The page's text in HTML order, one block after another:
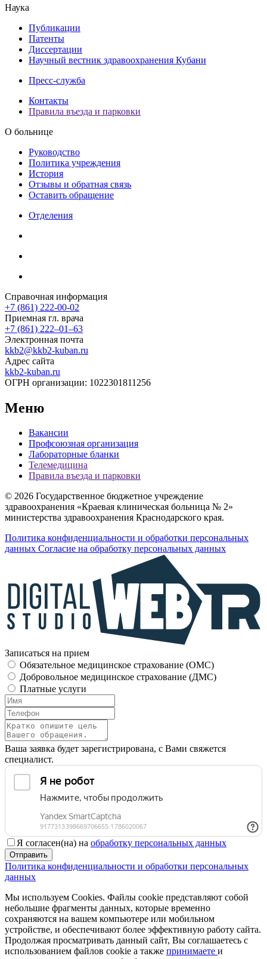
Наука
Публикации
Патенты
Диссертации
Научный вестник здравоохранения Кубани
Пресс-служба
Контакты
Правила въезда и парковки
О больнице
Руководство
Политика учреждения
История
Отзывы и обратная связь
Оставить обращение
Отделения
Справочная информация
+7 (861) 222-00-02
Приемная гл. врача
+7 (861) 222‒01‒63
Электронная почта
kkb2@kkb2-kuban.ru
Адрес сайта
kkb2-kuban.ru
ОГРН организации: 1022301811256
Меню
Вакансии
Профсоюзная организация
Лабораторные бланки
Телемедицина
Правила въезда и парковки
© 2026 Государственное бюджетное учреждение
здравоохранения «Краевая клиническая больница № 2»
министерства здравоохранения Краснодарского края.
Политика конфиденциальности и обработки персональных
данных Согласие на обработку персональных данных
Записаться на прием
Обязательное медицинское страхование (OMC)
Добровольное медицинское страхование (ДМС)
Платные услуги
Ваша заявка будет зарегистрирована, с Вами свяжется
специалист.
Я согласен(на) на обработку персональных данных
Отправить
Политика конфиденциальности и обработки персональных
данных
Мы используем Cookies. Файлы cookie представляют собой
небольшие фрагменты данных, которые временно
сохраняются на вашем компьютере или мобильном
устройстве, и обеспечивают более эффективную работу сайта.
Продолжая просматривать данный сайт, Вы соглашаетесь с
использованием файлов cookie а также принимаете и